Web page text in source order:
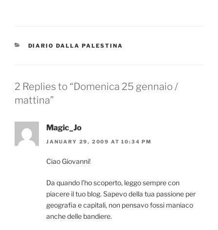
CATEGORIES
DIARIO DALLA PALESTINA
2 Replies to “Domenica 25 gennaio /
mattina”
Magic_Jo
JANUARY 29, 2009 AT 10:34 PM
Ciao Giovanni!
Da quando l’ho scoperto, leggo sempre con
piacere il tuo blog. Sapevo della tua passione per
geografia e capitali, non pensavo fossi maniaco
anche delle bandiere.